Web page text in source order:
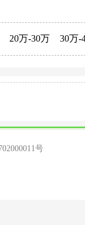
20万-30万 30万-
号